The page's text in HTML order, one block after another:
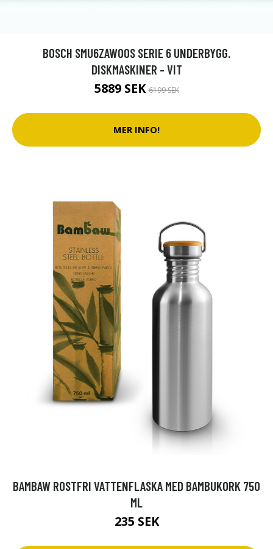
BOSCH SMU6ZAW00S SERIE 6 UNDERBYGG.
DISKMASKINER - VIT
5889 SEK6199 SEK
MER INFO!
BAMBAW ROSTFRI VATTENFLASKA MED BAMBUKORK 750
ML
235 SEK